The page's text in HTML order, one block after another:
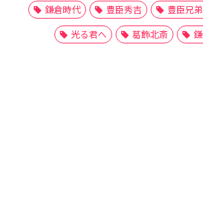
鎌倉時代
豊臣秀吉 豊臣兄弟
光る君へ
葛飾北斎